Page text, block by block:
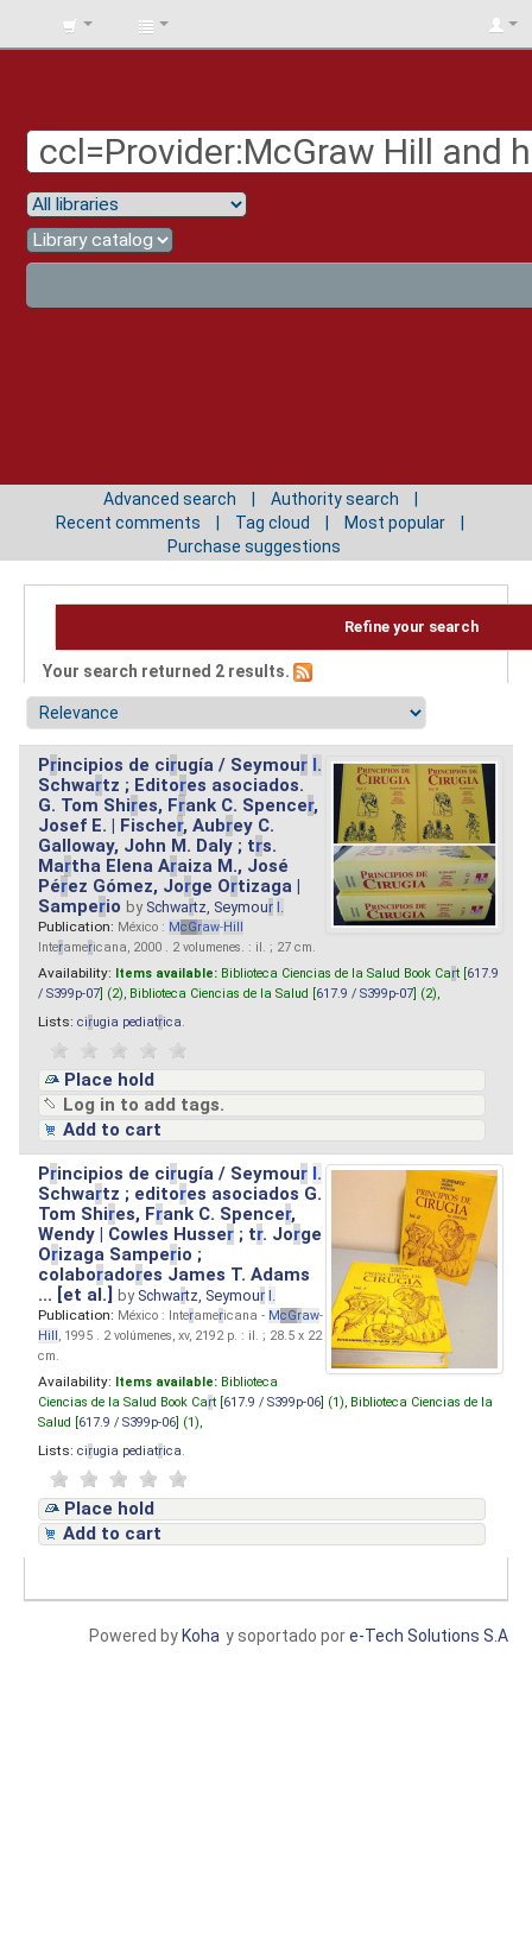
BIBLIOTECA
Advanced search
Authority search
Recent comments
Tag cloud
Most popular
Purchase suggestions
Refine your search
Your search returned 2 results.
Principios de cirugía / Seymour I.
Schwartz ; Editores asociados.
G. Tom Shires, Frank C. Spencer,
Josef E. | Fischer, Aubrey C.
Galloway, John M. Daly ; trs.
Martha Elena Araiza M., José
Pérez Gómez, Jorge Ortizaga |
Samperio by Schwartz, Seymour I.
Publication: México : McGraw-Hill
Interamericana, 2000 . 2 volumenes. : il. ; 27 cm.
Availability: Items available: Biblioteca Ciencias de la Salud Book Cart [ 617.9
/ S399p-07 ] (2), Biblioteca Ciencias de la Salud [ 617.9 / S399p-07 ] (2),
Lists: cirugia pediatrica
Place hold
Log in to add tags.
Add to cart
Principios de cirugía / Seymour I.
Schwartz ; editores asociados G.
Tom Shires, Frank C. Spencer,
Wendy | Cowles Husser ; tr. Jorge
Orizaga Samperio ;
colaboradores James T. Adams
... [et al.]by Schwartz, Seymour I.
Publication: México : Interamericana - McGraw-
Hill, 1995 . 2 volúmenes, xv, 2192 p. : il. ; 28.5 x 22
cm.
Availability: Items available: Biblioteca
Ciencias de la Salud Book Cart [ 617.9 / S399p-06 ] (1), Biblioteca Ciencias de la
Salud [ 617.9 / S399p-06 ] (1),
Lists: cirugia pediatrica
Place hold
Add to cart
y soportado pore-Tech Solutions S.A
Powered by Koha